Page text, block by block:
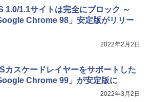
New Amazon Kindle Scribe Colorsoft |
11インチカラーディスプレイ、64GBスト
レージ、ノート機能搭載、明るさ自動調
1.0/1.1サイトは完全にブロック ～
Chrome 98」安定版がリリー
2022年2月2日
カスケードレイヤーをサポートした
Chrome 99」が安定版に
2022年3月2日